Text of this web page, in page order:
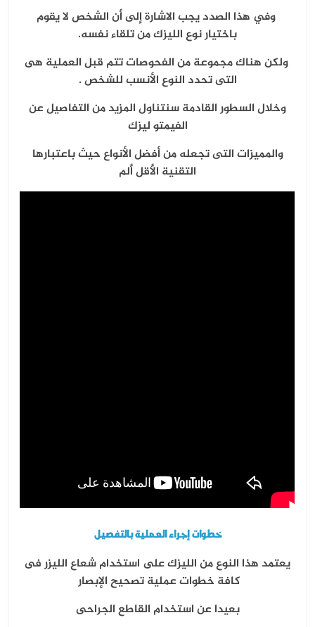
وفي هذا الصدد يجب الاشارة إلى أن الشخص لا يقوم
باختيار نوع الليزك من تلقاء نفسه.
ولكن هناك مجموعة من الفحوصات تتم قبل العملية هى
التى تحدد النوع الأنسب للشخص .
وخلال السطور القادمة سنتناول المزيد من التفاصيل عن
الفيمتو ليزك
والمميزات التى تجعله من أفضل الأنواع حيث باعتبارها
التقنية الأقل ألم
خطوات إجراء العملية بالتفصيل
يعتمد هذا النوع من الليزك على استخدام شعاع الليزر فى
كافة خطوات عملية تصحيح الإبصار
بعيدا عن استخدام القاطع الجراحى